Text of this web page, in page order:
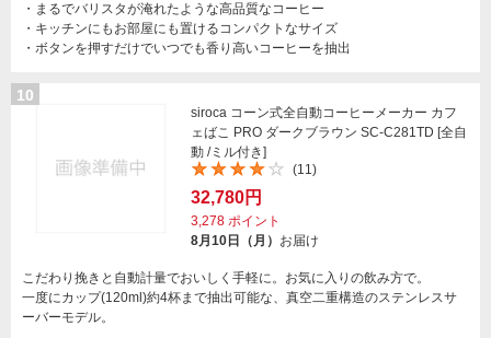
・まるでバリスタが淹れたような高品質なコーヒー
・キッチンにもお部屋にも置けるコンパクトなサイズ
・ボタンを押すだけでいつでも香り高いコーヒーを抽出
10
siroca コーン式全自動コーヒーメーカー カフ
ェばこ PRO ダークブラウン SC-C281TD [全自
動 /ミル付き]
(11)
32,780円
3,278 ポイント
8月10日（月） お届け
こだわり挽きと自動計量でおいしく手軽に。お気に入りの飲み方で。
一度にカップ(120ml)約4杯まで抽出可能な、真空二重構造のステンレスサ
ーバーモデル。